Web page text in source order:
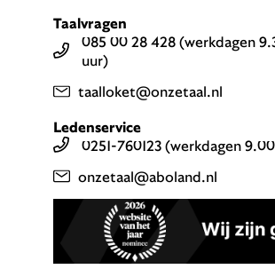
Taalvragen
085 00 28 428 (werkdagen
uur)
taalloket@onzetaal.nl
Ledenservice
0251-760123 (werkdagen
onzetaal@aboland.nl